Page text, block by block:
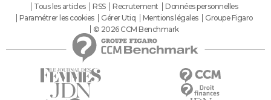
Tous les articles
RSS Recrutement
Données personnelles
Paramétrer les cookies
Gérer Utiq Mentions légales
Groupe Figaro
© 2026 CCM Benchmark